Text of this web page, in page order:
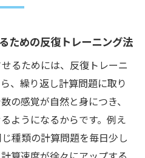
ための反復トレーニング法
るためには、反復トレーニ
、繰り返し計算問題に取り
の感覚が自然と身につき、
ようになるからです。例え
種類の計算問題を毎日少し